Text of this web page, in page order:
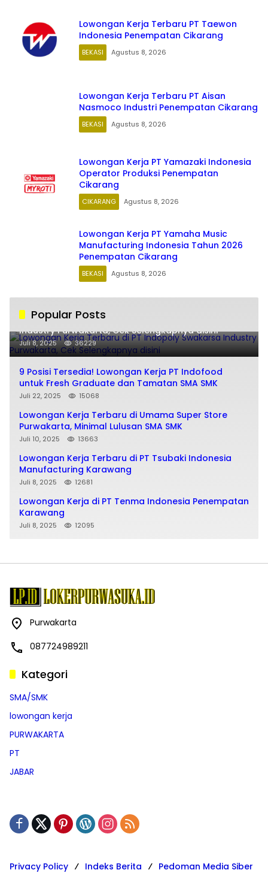
Lowongan Kerja Terbaru PT Taewon
Indonesia Penempatan Cikarang
BEKASI Agustus 8, 2026
Lowongan Kerja Terbaru PT Aisan
Nasmoco Industri Penempatan Cikarang
BEKASI Agustus 8, 2026
Lowongan Kerja PT Yamazaki Indonesia
Operator Produksi Penempatan
Cikarang
CIKARANG Agustus 8, 2026
Lowongan Kerja PT Yamaha Music
Manufacturing Indonesia Tahun 2026
Penempatan Cikarang
BEKASI Agustus 8, 2026
Popular Posts
Lowongan Kerja Terbaru di PT Indopoly Swakarsa
Industry Purwakarta, Cek Selengkapnya disini
Juli 8, 2025 36229
9 Posisi Tersedia! Lowongan Kerja PT Indofood
untuk Fresh Graduate dan Tamatan SMA SMK
Juli 22, 2025 15068
Lowongan Kerja Terbaru di Umama Super Store
Purwakarta, Minimal Lulusan SMA SMK
Juli 10, 2025 13663
Lowongan Kerja Terbaru di PT Tsubaki Indonesia
Manufacturing Karawang
Juli 8, 2025 12681
Lowongan Kerja di PT Tenma Indonesia Penempatan
Karawang
Juli 8, 2025 12095
Purwakarta
087724989211
Kategori
SMA/SMK
lowongan kerja
PURWAKARTA
PT
JABAR
Privacy Policy Indeks Berita
Pedoman Media Siber